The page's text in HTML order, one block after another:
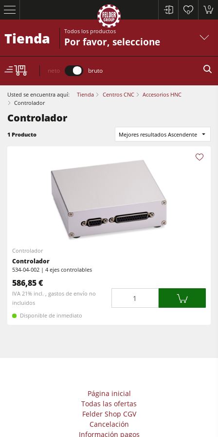
0
0
Sierras circulares y escuadradoras
Escuadradoras-tupís
Combinadas de 5 operaciones
Centros CNC
Encoladoras de cantos
Lijadoras de banda larga y de cantos
Máquinas cepilladoras y lijadoras de cepillos
Sierras de cinta
Taladros
Sierras circulares y escuadradoras
Cepilladoras-regruesadoras
Escuadradoras-tupís
Máquinas combinadas
Encoladoras de cantos
Lijadoras
Sierras de cinta
Taladros
Tienda Todos los productos
Por favor, seleccione
neto bruto
Usted se encuentra aquí: Tienda Centros CNC
Accesorios HNC
Controlador
Controlador
1 Producto Mejores resultados Ascendente
Controlador
Controlador
534-04-002 | 4 ejes controlables
586,85 €
IVA 21% incl. , gastos de envío no
incluidos
Disponible de inmediato
Página inicial
Todas las ofertas
Felder Shop CGV
Cancelación
Información pagos